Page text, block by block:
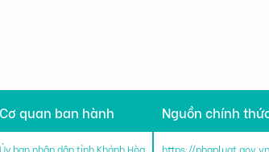
Cơ quan ban hành Nguồn chính
Ủy ban nhân dân tỉnh Khánh Hòa https://